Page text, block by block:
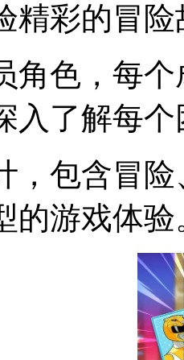
精彩的冒
角色，每
入了解每
，包含冒
的游戏体验